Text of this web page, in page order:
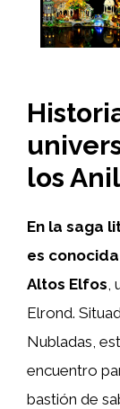
los
En la saga
es
Altos Elfos,
Elrond.
Nubladas,
encuentro
bastión de